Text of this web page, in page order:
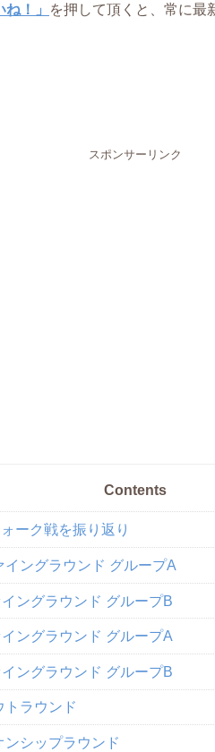
！」 を押して頂くと、常に最
スポンサーリンク
Contents
ーク戦を振り返り
イングラウンド グループA
ングラウンド グループB
ングラウンド グループA
ングラウンド グループB
トラウンド
ンシップラウンド